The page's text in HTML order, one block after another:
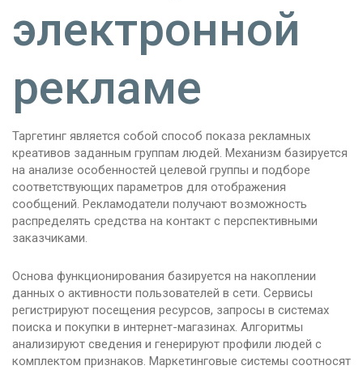
электронной
рекламе
Таргетинг является собой способ показа рекламных
креативов заданным группам людей. Механизм базируется
на анализе особенностей целевой группы и подборе
соответствующих параметров для отображения
сообщений. Рекламодатели получают возможность
распределять средства на контакт с перспективными
заказчиками.
Основа функционирования базируется на накоплении
данных о активности пользователей в сети. Сервисы
регистрируют посещения ресурсов, запросы в системах
поиска и покупки в интернет-магазинах. Алгоритмы
анализируют сведения и генерируют профили людей с
комплектом признаков. Маркетинговые системы соотносят